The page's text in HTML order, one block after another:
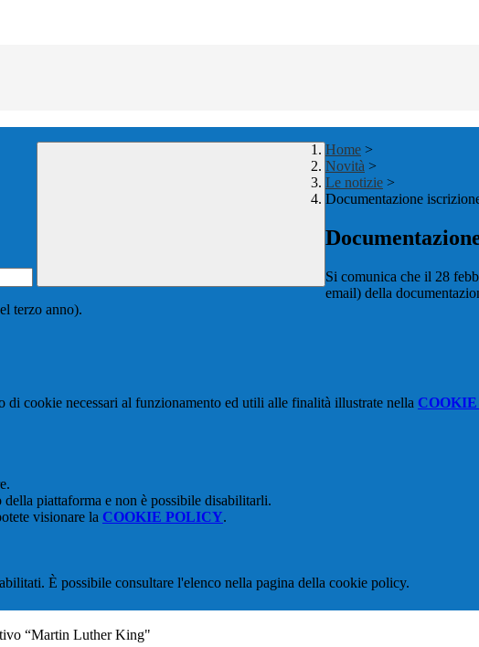
Home >
Novità >
Le notizie >
Documentazione
Si comunica che il 28
email) della
terzo anno).
cookie necessari al funzionamento ed utili alle finalità illustrate nella
piattaforma e non è possibile disabilitarli.
visionare la COOKIE POLICY.
È possibile consultare l'elenco nella pagina della cookie policy.
“Martin Luther King"